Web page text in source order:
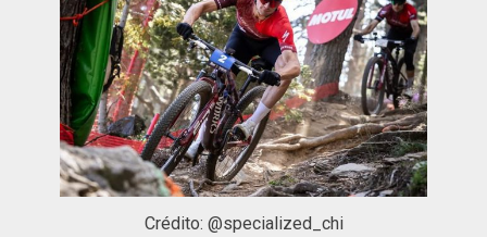
Crédito: @specialized_chi